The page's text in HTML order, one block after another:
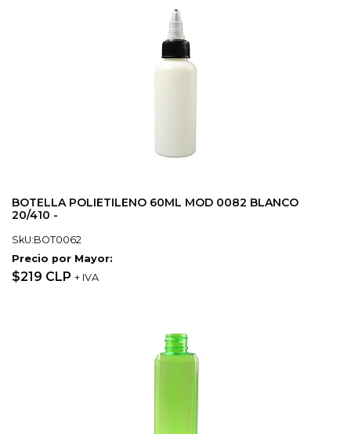
BOTELLA POLIETILENO 60ML MOD 0082 BLANCO
20/410 -
SkU:BOT0062
Precio por Mayor:
$219 CLP + IVA